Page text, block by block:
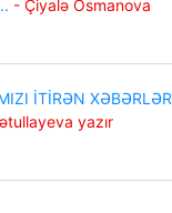
- Çiyalə Osmanova
İTİRƏN XƏBƏRLƏR
yazır